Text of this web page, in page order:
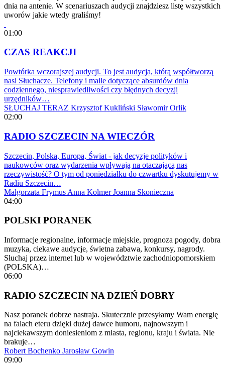
dnia na antenie. W scenariuszach audycji znajdziesz listę wszystkich
uworów jakie wtedy graliśmy!
01:00
CZAS REAKCJI
Powtórka wczorajszej audycji. To jest audycja, którą współtworzą
nasi Słuchacze. Telefony i maile dotyczące absurdów dnia
codziennego, niesprawiedliwości czy błędnych decyzji
urzędników…
SŁUCHAJ TERAZ Krzysztof Kukliński Sławomir Orlik
02:00
RADIO SZCZECIN NA WIECZÓR
Szczecin, Polska, Europa, Świat - jak decyzje polityków i
naukowców oraz wydarzenia wpływają na otaczającą nas
rzeczywistość? O tym od poniedziałku do czwartku dyskutujemy w
Radiu Szczecin…
Małgorzata Frymus Anna Kolmer Joanna Skonieczna
04:00
POLSKI PORANEK
Informacje regionalne, informacje miejskie, prognoza pogody, dobra
muzyka, ciekawe audycje, świetna zabawa, konkursy, nagrody.
Słuchaj przez internet lub w województwie zachodniopomorskiem
(POLSKA)…
06:00
RADIO SZCZECIN NA DZIEŃ DOBRY
Nasz poranek dobrze nastraja. Skutecznie przesyłamy Wam energię
na falach eteru dzięki dużej dawce humoru, najnowszym i
najciekawszym doniesieniom z miasta, regionu, kraju i świata. Nie
brakuje…
Robert Bochenko Jarosław Gowin
09:00